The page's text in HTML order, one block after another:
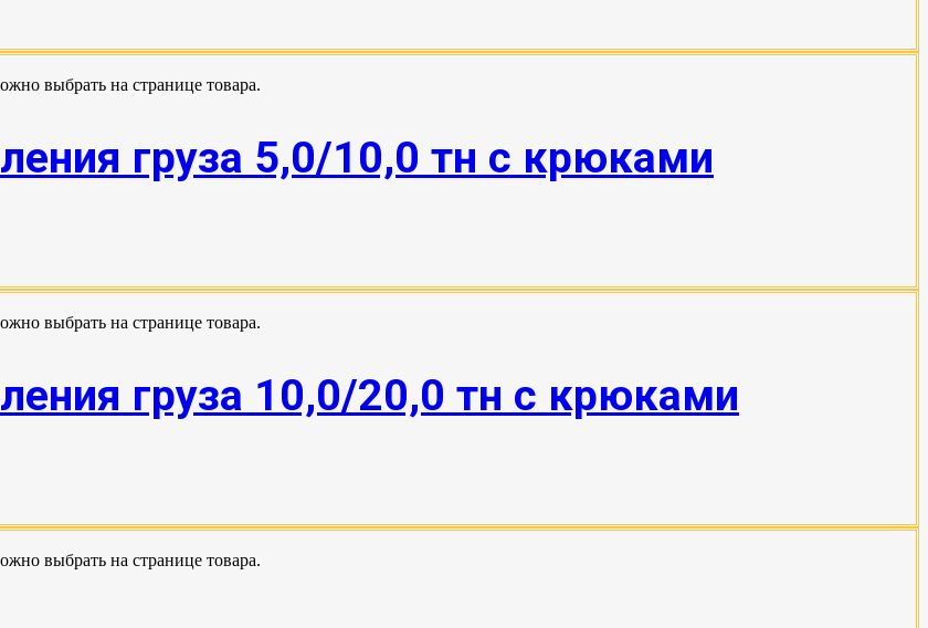
выбрать на странице товара.
груза 5,0/10,0 тн с крюками
выбрать на странице товара.
груза 10,0/20,0 тн с крюками
выбрать на странице товара.